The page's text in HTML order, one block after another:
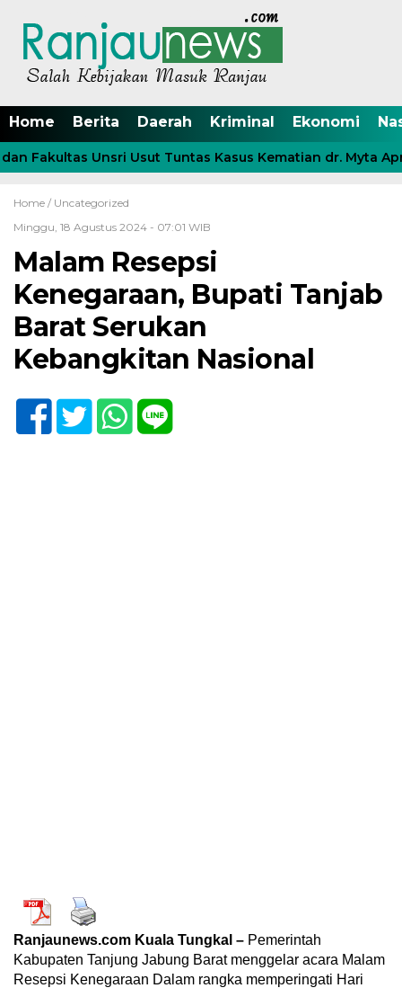
Home Berita Daerah Kriminal Ekonomi
Fakultas Unsri Usut Tuntas Kasus Kematian dr. Myta
Home / Uncategorized
Minggu, 18 Agustus 2024 - 07:01 WIB
Malam Resepsi
Kenegaraan, Bupati Tanjab
Barat Serukan
Kebangkitan Nasional
Ranjaunews.com Kuala Tungkal – Pemerintah
Kabupaten Tanjung Jabung Barat menggelar acara Malam
Resepsi Kenegaraan Dalam rangka memperingati Hari